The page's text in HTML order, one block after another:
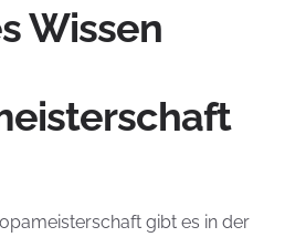
Wissen
gibt es in der